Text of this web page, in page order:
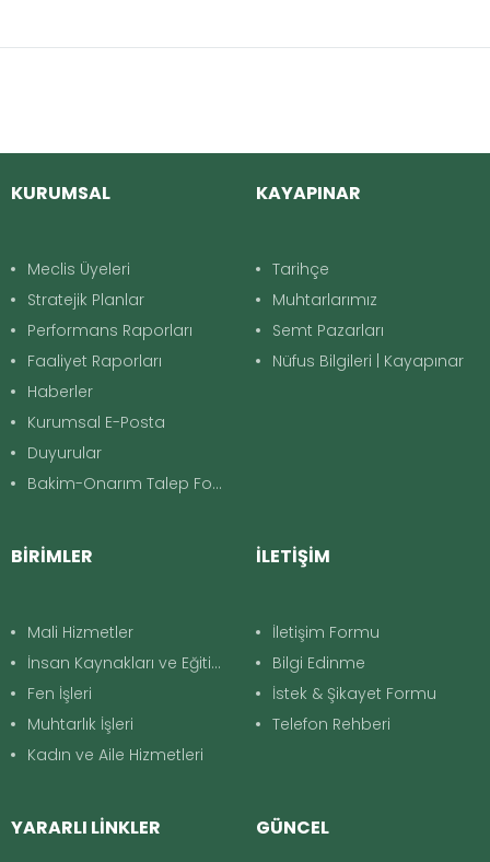
KURUMSAL
Meclis Üyeleri
Stratejik Planlar
Performans Raporları
Faaliyet Raporları
Haberler
Kurumsal E-Posta
Duyurular
Bakim-Onarım Talep Formu
KAYAPINAR
Tarihçe
Muhtarlarımız
Semt Pazarları
Nüfus Bilgileri | Kayapınar
BİRİMLER
Mali Hizmetler
İnsan Kaynakları ve Eğitim
Fen İşleri
Muhtarlık İşleri
Kadın ve Aile Hizmetleri
İLETİŞİM
İletişim Formu
Bilgi Edinme
İstek & Şikayet Formu
Telefon Rehberi
YARARLI LİNKLER GÜNCEL